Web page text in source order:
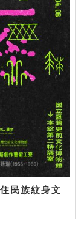
民族紋身文